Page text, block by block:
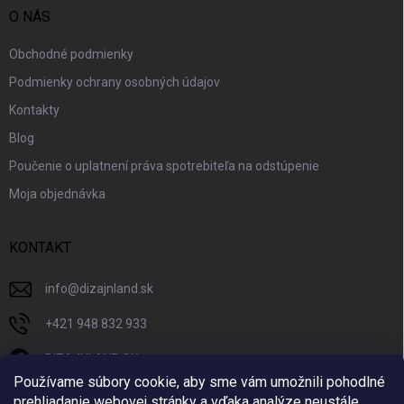
Používame súbory cookie, aby sme vám umožnili pohodlné
O NÁS
Obchodné podmienky
Podmienky ochrany osobných údajov
Kontakty
Blog
Poučenie o uplatnení práva spotrebiteľa na odstúpenie
Moja objednávka
KONTAKT
info@dizajnland.sk
+421 948 832 933
DIZAJNLAND SK
dizajnland.sk/